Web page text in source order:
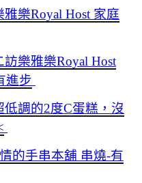
樂Royal Host 家庭
樂雅樂Royal Host
進步
調的2度C蛋糕，沒
的手串本舖 串燒-有